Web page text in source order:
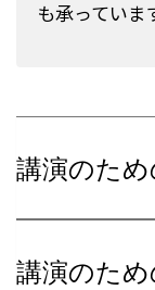
も承っていま
講演のた
講演のた